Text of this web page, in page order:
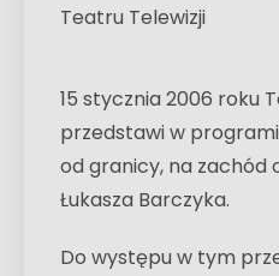
Teatru Telewizji
15 stycznia 2006 roku
przedstawi w
od granicy, na zachód
Łukasza Barczyka.
Do występu w tym